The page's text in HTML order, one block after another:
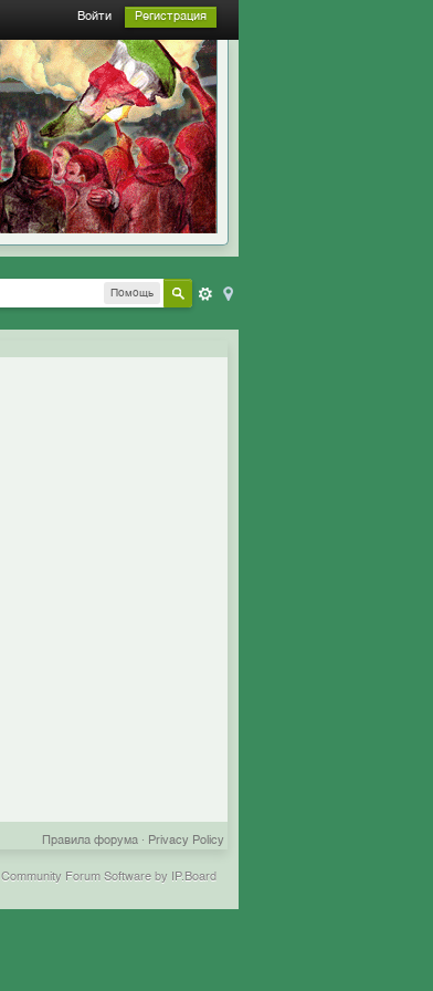
Войти Регистрация
Помощь
Privacy Policy
Правила форума ·
Community Forum Software by IP.Board